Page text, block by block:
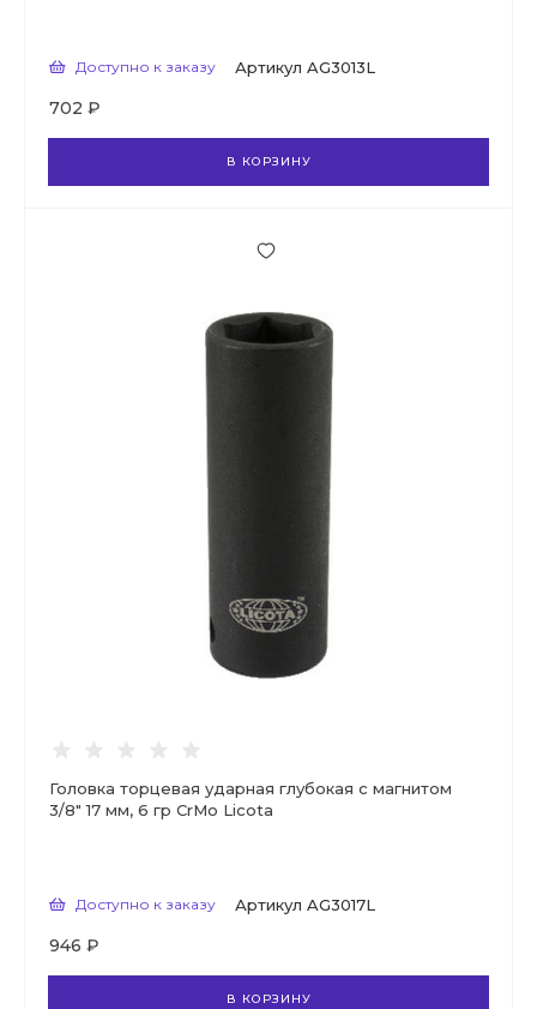
Доступно к заказу Артикул AG3013L
702 ₽
В КОРЗИНУ
Головка торцевая ударная глубокая с магнитом
3/8" 17 мм, 6 гр CrMo Licota
Доступно к заказу Артикул AG3017L
946 ₽
В КОРЗИНУ